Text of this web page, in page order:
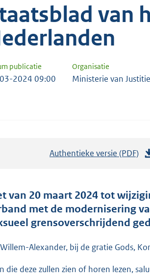
van
publicatie Organisatie
2024 09:00 Ministerie van
Authentieke versie (PDF)
t
a
n
s
r
van 20 maart 2024 tot
met de modernisering
grensoverschrijdend
Alexander, bij de gratie Gods,
die deze zullen zien of horen lezen,